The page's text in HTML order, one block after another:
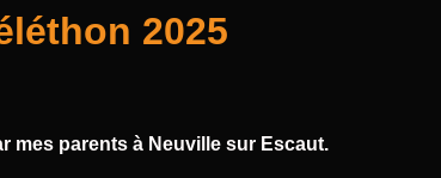
2025
mes parents à Neuville sur Escaut.